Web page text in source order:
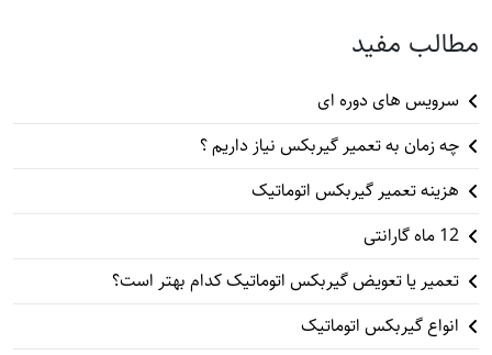
مطالب مفید
سرویس های دوره ای
چه زمان به تعمیر گیربکس نیاز داریم ؟
هزینه تعمیر گیربکس اتوماتیک
12 ماه گارانتی
تعمیر یا تعویض گیربکس اتوماتیک کدام بهتر است؟
انواع گیربکس اتوماتیک